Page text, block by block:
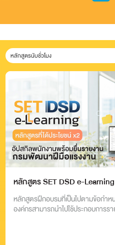
หลักสูตรนับชั่วโมง
หลักสูตร SET DSD e-Learning
หลักสูตรฝึกอบรมที่เป็นไปตามข้อกำ
องค์กรสามารถนำไปใช้ประกอบการ